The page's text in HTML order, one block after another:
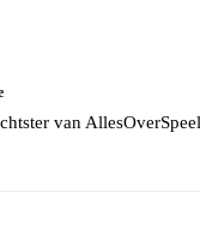
van